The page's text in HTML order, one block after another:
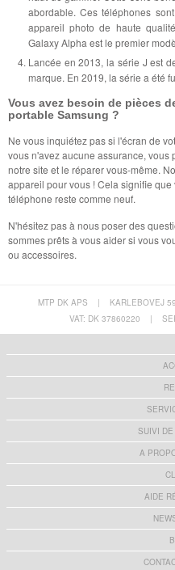
abordable. Ces téléphones
appareil photo de haute
Galaxy Alpha est le premier
Lancée en 2013, la série J est
marque. En 2019, la série a été
Vous avez besoin de pièces
portable Samsung ?
Ne vous inquiétez pas si l'écran de
vous n'avez aucune assurance, vous
notre site et le réparer vous-même.
appareil pour vous ! Cela signifie
téléphone reste comme neuf.
N'hésitez pas à nous poser des
sommes prêts à vous aider si vous
ou accessoires.
MTP DK APS | KARLEBOVEJ 59
VAT: DK 37860220
|
SUIVI
A
AIDE